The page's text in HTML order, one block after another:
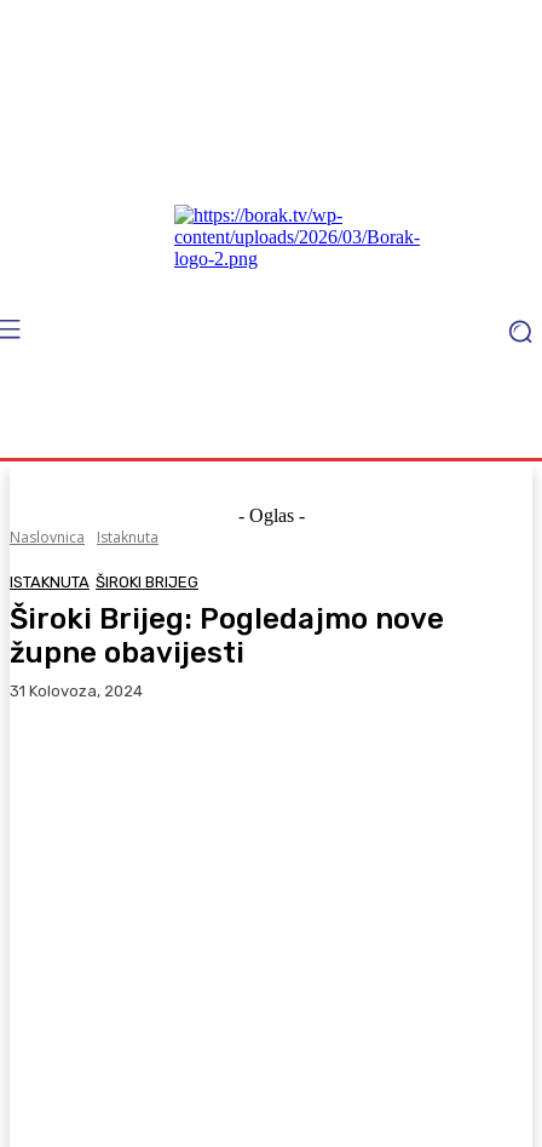
- Oglas -
Naslovnica
Istaknuta
ISTAKNUTA ŠIROKI BRIJEG
Široki Brijeg: Pogledajmo nove
župne obavijesti
31 Kolovoza, 2024